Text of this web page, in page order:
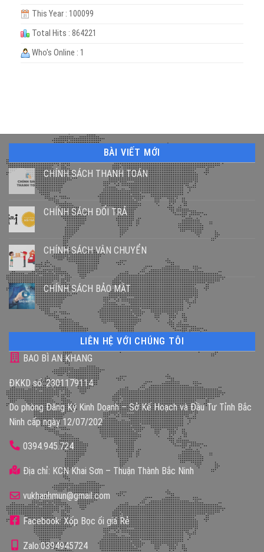
This Year : 100099
Total Hits : 864221
Who's Online : 1
BÀI VIẾT MỚI
CHÍNH SÁCH THANH TOÁN
CHÍNH SÁCH ĐỔI TRẢ
CHÍNH SÁCH VẬN CHUYỂN
CHÍNH SÁCH BẢO MẬT
LIÊN HỆ VỚI CHÚNG TÔI
BAO BÌ AN KHANG
ĐKKD số: 2301179114
Do phòng Đăng Ký Kinh Doanh – Sở Kế Hoạch và Đầu Tư Tỉnh Bắc
Ninh cấp ngày 12/07/202
0394.945.724
Địa chỉ: KCN Khai Sơn – Thuận Thành Bắc Ninh
vukhanhmun@gmail.com
Facebook: Xốp Bọc ổi giá Rẻ
Zalo:0394945724